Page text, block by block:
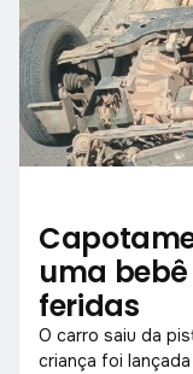
uma
feridas
O carro saiu da
criança foi